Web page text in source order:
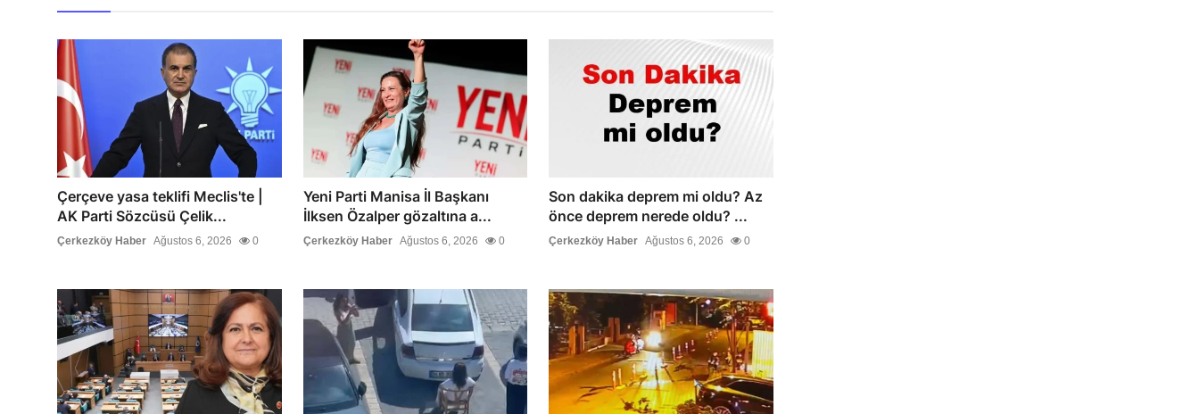
Çerçeve yasa teklifi Meclis'te |
AK Parti Sözcüsü Çelik...
Çerkezköy Haber Ağustos 6, 2026 0
Yeni Parti Manisa İl Başkanı
İlksen Özalper gözaltına a...
Çerkezköy Haber Ağustos 6, 2026 0
Son dakika deprem mi oldu? Az
önce deprem nerede oldu? ...
Çerkezköy Haber Ağustos 6, 2026 0